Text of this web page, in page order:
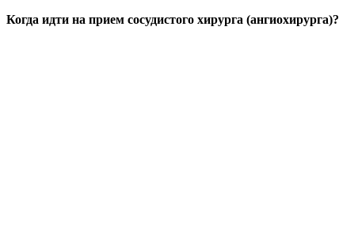
Когда идти на прием сосудистого хирурга (ангиохирурга)?